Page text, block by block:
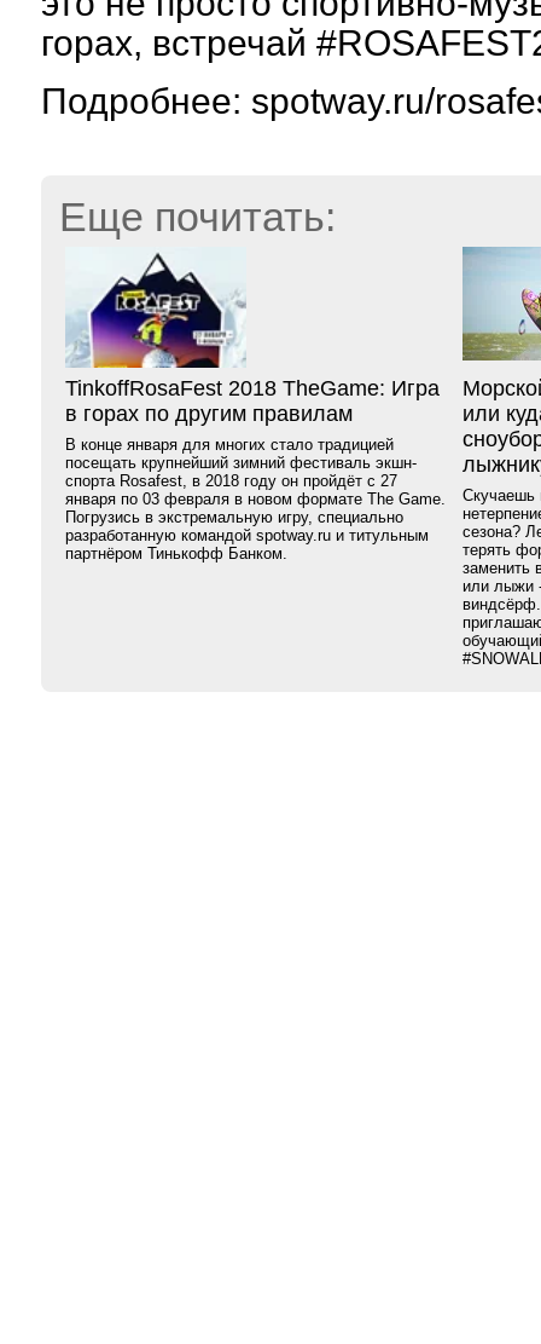
горах, встречай
Подробнее: spotway.ru/
Еще почитать:
TinkoffRosaFest 2018 TheGame: Игра
в горах по другим правилам
В конце января для многих стало традицией
посещать крупнейший зимний фестиваль экшн-
спорта Rosafest, в 2018 году он пройдёт с 27
января по 03 февраля в новом формате The Game.
Погрузись в экстремальную игру, специально
разработанную командой spotway.ru и титульным
партнёром Тинькофф Банком.
или
Скучаешь
сезона?
терять
заменить
или лыжи